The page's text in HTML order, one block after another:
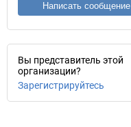
Написать сообщение
Вы представитель этой
организации?
Зарегистрируйтесь